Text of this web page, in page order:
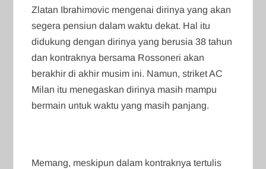
Zlatan Ibrahimovic mengenai dirinya yang akan
segera pensiun dalam waktu dekat. Hal itu
didukung dengan dirinya yang berusia 38 tahun
dan kontraknya bersama Rossoneri akan
berakhir di akhir musim ini. Namun, striket AC
Milan itu menegaskan dirinya masih mampu
bermain untuk waktu yang masih panjang.
Memang, meskipun dalam kontraknya tertulis